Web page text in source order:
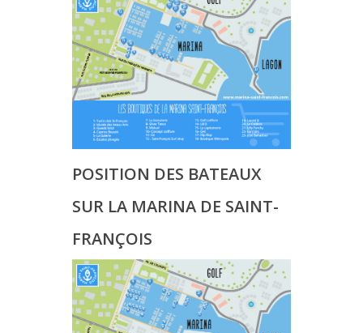
POSITION DES BATEAUX
SUR LA MARINA DE SAINT-
FRANÇOIS